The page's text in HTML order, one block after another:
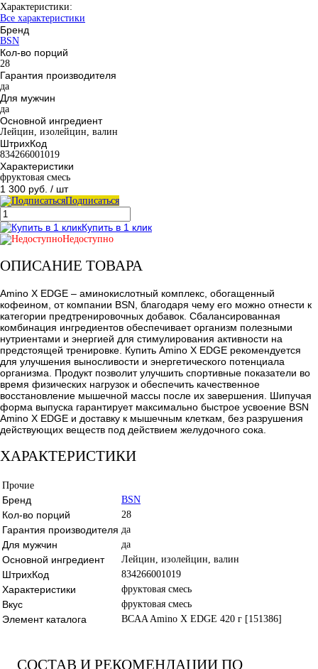
Характеристики:
Все характеристики
Бренд
BSN
Кол-во порций
28
Гарантия производителя
да
Для мужчин
да
Основной ингредиент
Лейцин, изолейцин, валин
ШтрихКод
834266001019
Характеристики
фруктовая смесь
1 300 руб. / шт
Подписаться
Купить в 1 клик
Недоступно
ОПИСАНИЕ ТОВАРА
Amino X EDGE – аминокислотный комплекс, обогащенный
кофеином, от компании BSN, благодаря чему его можно отнести к
категории предтренировочных добавок. Сбалансированная
комбинация ингредиентов обеспечивает организм полезными
нутриентами и энергией для стимулирования активности на
предстоящей тренировке. Купить Amino X EDGE рекомендуется
для улучшения выносливости и энергетического потенциала
организма. Продукт позволит улучшить спортивные показатели во
время физических нагрузок и обеспечить качественное
восстановление мышечной массы после их завершения. Шипучая
форма выпуска гарантирует максимально быстрое усвоение BSN
Amino X EDGE и доставку к мышечным клеткам, без разрушения
действующих веществ под действием желудочного сока.
ХАРАКТЕРИСТИКИ
Прочие
Бренд BSN
Кол-во порций 28
Гарантия производителя да
Для мужчин да
Основной ингредиент Лейцин, изолейцин, валин
ШтрихКод 834266001019
Характеристики фруктовая смесь
Вкус фруктовая смесь
Элемент каталога BCAA Amino X EDGE 420 г [151386]
СОСТАВ И РЕКОМЕНДАЦИИ ПО